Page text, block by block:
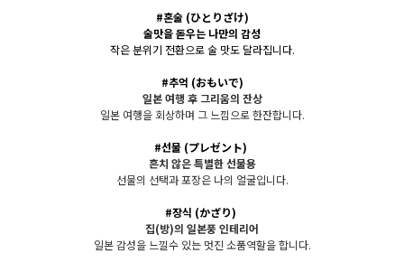
#혼술(ひとりざけ)
술맛을 돋우는 나만의 감성
작은 분위기 전환으로 술 맛도 달라집니다.
#추억 (おもいで)
일본 여행 후 그리움의 잔상
일본 여행을 회상하며 그 느낌으로 한잔합니다.
#선물 (プレゼント)
흔치 않은 특별한 선물용
선물의 선택과 포장은 나의 얼굴입니다.
#장식 (かざり)
집(방)의 일본풍 인테리어
일본 감성을 느낄수 있는 멋진 소품역할을 합니다.